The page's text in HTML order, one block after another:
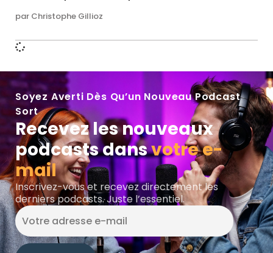
par Christophe Gillioz
Soyez Averti Dès Qu’un Nouveau Podcast
Sort
Recevez les nouveaux
podcasts dansvotre e-
mail
Inscrivez-vous et recevez directement les
derniers podcasts. Juste l’essentiel.